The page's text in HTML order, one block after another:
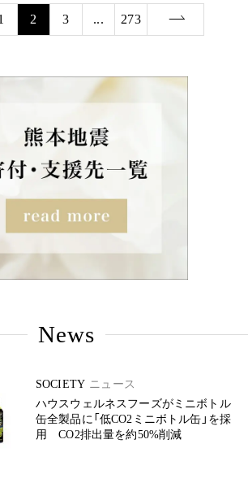
2 3 ... 273
News
SOCIETY ニュース
ハウスウェルネスフーズがミニボトル
缶全製品に「低CO2ミニボトル缶」を採
用 CO2排出量を約50%削減